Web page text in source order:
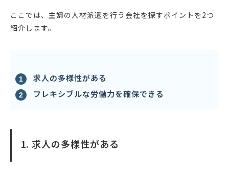
ここでは、主婦の人材派遣を行う会社を探すポイントを2つ
紹介します。
求人の多様性がある
フレキシブルな労働力を確保できる
1. 求人の多様性がある